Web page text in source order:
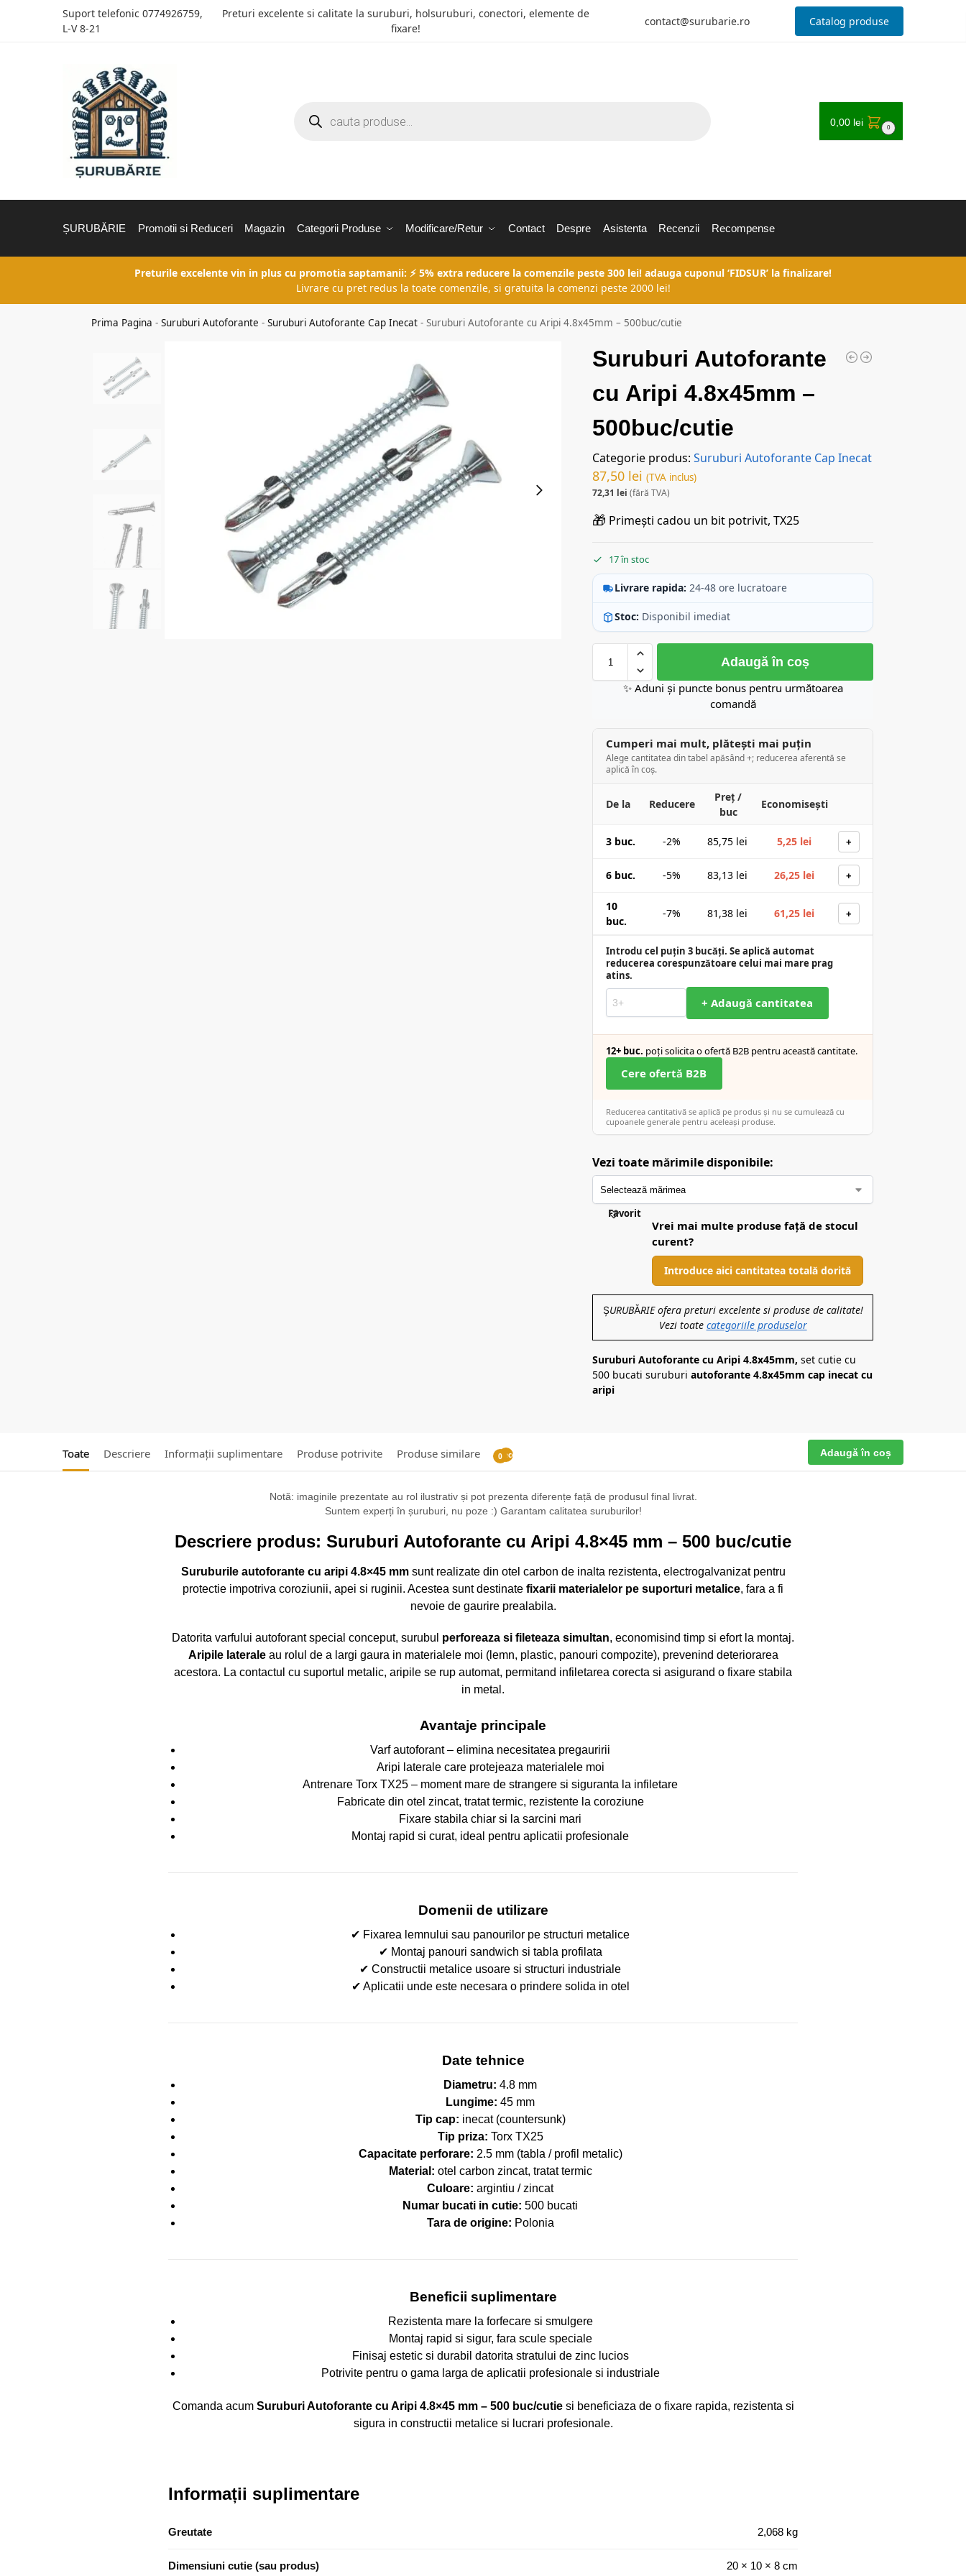
Suport telefonic 0774926759,
L-V 8-21
Preturi excelente si calitate la suruburi, holsuruburi, conectori, elemente de
fixare!
contact@surubarie.ro Catalog produse
0,00 lei 0
ȘURUBĂRIE Promotii si Reduceri Magazin Categorii Produse Modificare/Retur Contact Despre Asistenta Recenzii Recompense
Preturile excelente vin in plus cu promotia saptamanii: ⚡ 5% extra reducere la comenzile peste 300 lei! adauga cuponul ‘FIDSUR’ la finalizare!
Livrare cu pret redus la toate comenzile, si gratuita la comenzi peste 2000 lei!
Prima Pagina -Suruburi Autoforante -Suruburi Autoforante Cap Inecat -Suruburi Autoforante cu Aripi 4.8x45mm – 500buc/cutie
Suruburi Autoforante
cu Aripi 4.8x45mm –
500buc/cutie
Categorie produs:Suruburi Autoforante Cap Inecat
87,50 lei (TVA inclus)
72,31 lei (fără TVA)
🎁 Primești cadou un bit potrivit, TX25
17 în stoc
Livrare rapida: 24-48 ore lucratoare
Stoc: Disponibil imediat
Adaugă în coș
✨ Aduni și puncte bonus pentru următoarea
comandă
Cumperi mai mult, plătești mai puțin
Alege cantitatea din tabel apăsând +; reducerea aferentă se
aplică în coș.
De la Reducere
Preț /
buc
Economisești
3 buc. -2% 85,75 lei 5,25 lei +
6 buc. -5% 83,13 lei 26,25 lei +
10
buc.
-7% 81,38 lei 61,25 lei +
Introdu cel puțin 3 bucăți. Se aplică automat
reducerea corespunzătoare celui mai mare prag
atins.
+ Adaugă cantitatea
12+ buc. poți solicita o ofertă B2B pentru această cantitate.
Cere ofertă B2B
Reducerea cantitativă se aplică pe produs și nu se cumulează cu
cupoanele generale pentru aceleași produse.
Vezi toate mărimile disponibile:
Favorit
Vrei mai multe produse față de stocul
curent?
Introduce aici cantitatea totală dorită
ȘURUBĂRIE ofera preturi excelente si produse de calitate!
Vezi toate categoriile produselor
Suruburi Autoforante cu Aripi 4.8x45mm, set cutie cu
500 bucati suruburiautoforante 4.8x45mm cap inecat cu
aripi
Toate Descriere Informații suplimentare Produse potrivite Produse similare Recenzii
0 Adaugă în coș
Notă: imaginile prezentate au rol ilustrativ și pot prezenta diferențe față de produsul final livrat.
Suntem experți în șuruburi, nu poze :) Garantam calitatea suruburilor!
Descriere produs: Suruburi Autoforante cu Aripi 4.8×45 mm – 500 buc/cutie
Suruburile autoforante cu aripi 4.8×45 mmsunt realizate din otel carbon de inalta rezistenta, electrogalvanizat pentru
protectie impotriva coroziunii, apei si ruginii. Acestea sunt destinate fixarii materialelor pe suporturi metalice, fara a fi
nevoie de gaurire prealabila.
Datorita varfului autoforant special conceput, surubul perforeaza si fileteaza simultan, economisind timp si efort la montaj.
Aripile lateraleau rolul de a largi gaura in materialele moi (lemn, plastic, panouri compozite), prevenind deteriorarea
acestora. La contactul cu suportul metalic, aripile se rup automat, permitand infiletarea corecta si asigurand o fixare stabila
in metal.
Avantaje principale
Varf autoforant – elimina necesitatea pregauririi
Aripi laterale care protejeaza materialele moi
Antrenare Torx TX25 – moment mare de strangere si siguranta la infiletare
Fabricate din otel zincat, tratat termic, rezistente la coroziune
Fixare stabila chiar si la sarcini mari
Montaj rapid si curat, ideal pentru aplicatii profesionale
Domenii de utilizare
✔ Fixarea lemnului sau panourilor pe structuri metalice
✔ Montaj panouri sandwich si tabla profilata
✔ Constructii metalice usoare si structuri industriale
✔ Aplicatii unde este necesara o prindere solida in otel
Date tehnice
Diametru: 4.8 mm
Lungime: 45 mm
Tip cap: inecat (countersunk)
Tip priza: Torx TX25
Capacitate perforare: 2.5 mm (tabla / profil metalic)
Material: otel carbon zincat, tratat termic
Culoare: argintiu / zincat
Numar bucati in cutie: 500 bucati
Tara de origine: Polonia
Beneficii suplimentare
Rezistenta mare la forfecare si smulgere
Montaj rapid si sigur, fara scule speciale
Finisaj estetic si durabil datorita stratului de zinc lucios
Potrivite pentru o gama larga de aplicatii profesionale si industriale
Comanda acum Suruburi Autoforante cu Aripi 4.8×45 mm – 500 buc/cutiesi beneficiaza de o fixare rapida, rezistenta si
sigura in constructii metalice si lucrari profesionale.
Informații suplimentare
Greutate 2,068 kg
Dimensiuni cutie (sau produs) 20 × 10 × 8 cm